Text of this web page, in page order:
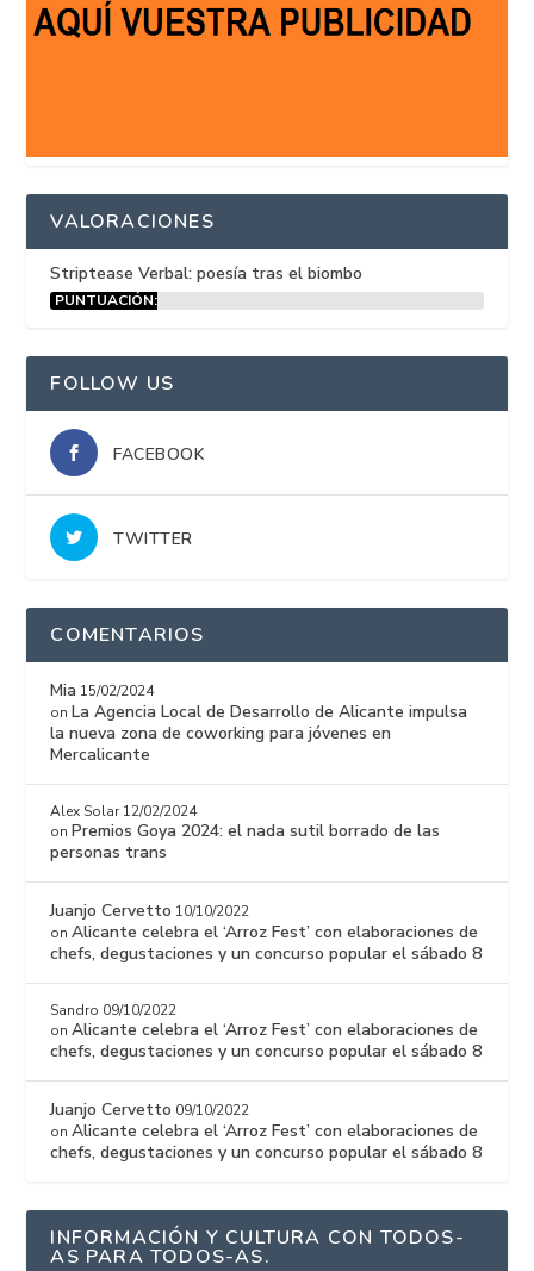
VALORACIONES
Striptease Verbal: poesía tras el biombo
PUNTUACIÓN:
FOLLOW US
FACEBOOK
TWITTER
COMENTARIOS
Mia 15/02/2024
on La Agencia Local de Desarrollo de Alicante impulsa
la nueva zona de coworking para jóvenes en
Mercalicante
Alex Solar 12/02/2024
on Premios Goya 2024: el nada sutil borrado de las
personas trans
Juanjo Cervetto 10/10/2022
onAlicante celebra el ‘Arroz Fest’ con elaboraciones de
chefs, degustaciones y un concurso popular el sábado 8
Sandro 09/10/2022
onAlicante celebra el ‘Arroz Fest’ con elaboraciones de
chefs, degustaciones y un concurso popular el sábado 8
Juanjo Cervetto 09/10/2022
onAlicante celebra el ‘Arroz Fest’ con elaboraciones de
chefs, degustaciones y un concurso popular el sábado 8
INFORMACIÓN Y CULTURA CON TODOS-
AS PARA TODOS-AS.